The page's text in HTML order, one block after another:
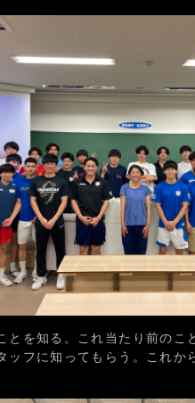
とを知る。これ当たり前のこ
ッフに知ってもらう。これか